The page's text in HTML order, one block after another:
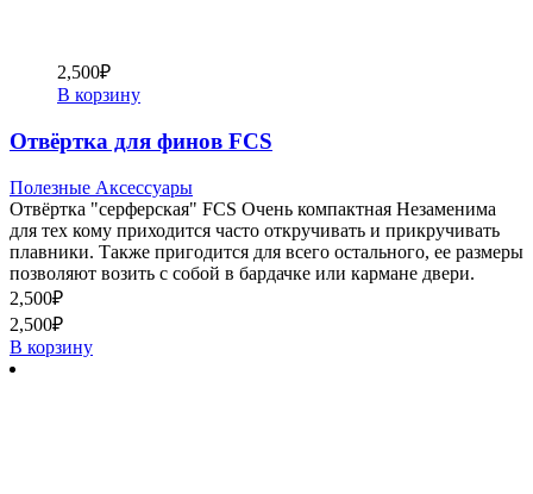
2,500₽
В корзину
Отвёртка для финов FCS
Полезные Аксессуары
Отвёртка "серферская" FCS Очень компактная Незаменима
для тех кому приходится часто откручивать и прикручивать
плавники. Также пригодится для всего остального, ее размеры
позволяют возить с собой в бардачке или кармане двери.
2,500₽
2,500₽
В корзину